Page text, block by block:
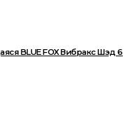
BLUE FOX Вибракс Шэд 6